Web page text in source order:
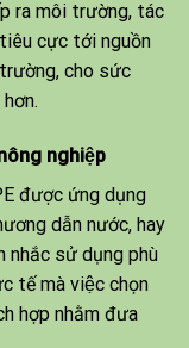
ra môi trường, tác
cực tới nguồn
cho sức
nghiệp
được ứng dụng
dẫn nước, hay
nhắc sử dụng phù
tế mà việc chọn
hợp nhằm đưa